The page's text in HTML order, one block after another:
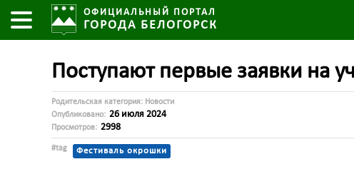
ОФИЦИАЛЬНЫЙ ПОРТАЛ
ГОРОДА БЕЛОГОРСК
Поступают первые заявки на
Родительская категория: Новости
Опубликовано: 26 июля 2024
Просмотров: 2998
#tag Фестиваль окрошки